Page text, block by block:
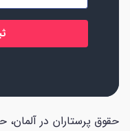
*
حقوق پرستاران در